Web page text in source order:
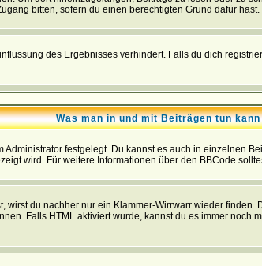
bitten, sofern du einen berechtigten Grund dafür hast.
des Ergebnisses verhindert. Falls du dich
Was man in und mit Beiträgen tun kann
festgelegt. Du kannst es auch in einzelnen
wird. Für weitere Informationen über den BBCode
wirst du nachher nur ein Klammer-Wirrwarr wieder finden.
Falls HTML aktiviert wurde, kannst du es immer